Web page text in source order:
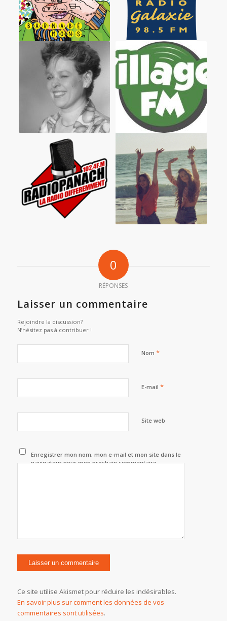
0
RÉPONSES
Laisser un commentaire
Rejoindre la discussion?
N’hésitez pas à contribuer !
Nom *
E-mail *
Site web
Enregistrer mon nom, mon e-mail et mon site dans le
navigateur pour mon prochain commentaire.
Ce site utilise Akismet pour réduire les indésirables.
En savoir plus sur comment les données de vos
commentaires sont utilisées.